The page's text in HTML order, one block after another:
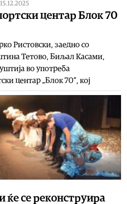
15.12.2025
центар Блок 70
Ристовски, заедно со
Тетово, Биљал Касами,
во употреба
центар „Блок 70“, кој
ќе се реконструира